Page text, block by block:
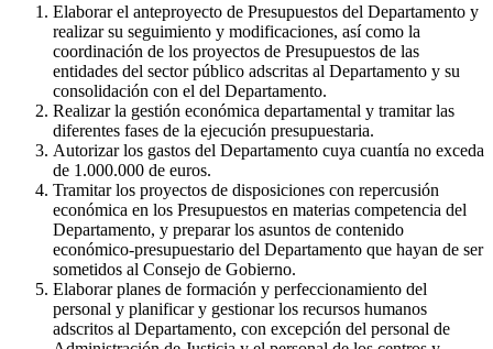
Elaborar el anteproyecto de Presupuestos del Departamento y
realizar su seguimiento y modificaciones, así como la
coordinación de los proyectos de Presupuestos de las
entidades del sector público adscritas al Departamento y su
consolidación con el del Departamento.
Realizar la gestión económica departamental y tramitar las
diferentes fases de la ejecución presupuestaria.
Autorizar los gastos del Departamento cuya cuantía no exceda
de 1.000.000 de euros.
Tramitar los proyectos de disposiciones con repercusión
económica en los Presupuestos en materias competencia del
Departamento, y preparar los asuntos de contenido
económico-presupuestario del Departamento que hayan de ser
sometidos al Consejo de Gobierno.
Elaborar planes de formación y perfeccionamiento del
personal y planificar y gestionar los recursos humanos
adscritos al Departamento, con excepción del personal de